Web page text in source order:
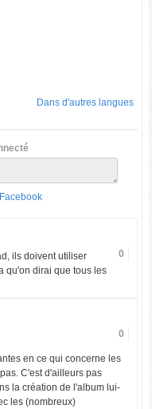
Dans d'autres langues
0
ils doivent utiliser
qu'on dirai que tous les
0
en ce qui concerne les
C'est d'ailleurs pas
la création de l'album lui-
les (nombreux)